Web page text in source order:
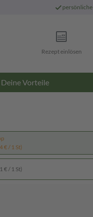
persönliche
Rezept einlösen
Deine Vorteile
€ / 1 St)
€ / 1 St)